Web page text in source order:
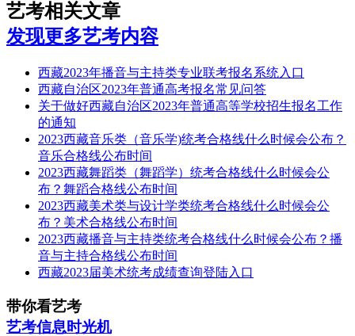
艺考相关文章
发现更多艺考内容
西藏2023年播音与主持类专业联考报名系统入口
西藏自治区2023年普通高考报名常见问答
关于做好西藏自治区2023年普通高等学校招生报名工作
的通知
2023西藏音乐类（音乐学)统考合格线什么时候会公布？
音乐合格线公布时间
2023西藏舞蹈类（舞蹈学）统考合格线什么时候会公
布？舞蹈合格线公布时间
2023西藏美术类与设计学类统考合格线什么时候会公
布？美术合格线公布时间
2023西藏播音与主持类统考合格线什么时候会公布？播
音与主持合格线公布时间
西藏2023届美术统考成绩查询登陆入口
带你看艺考
艺考信息时光机